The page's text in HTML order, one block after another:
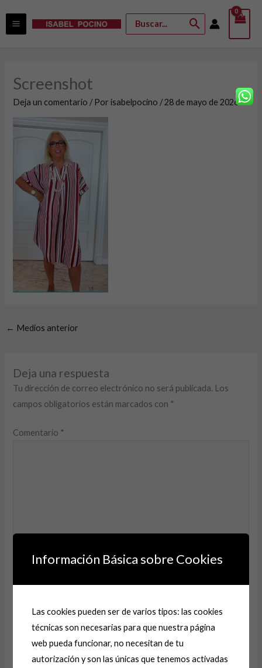
Buscar
por:
Screenshot
Deja un comentario / Porisabelpocino /28 de mayo de 2026
← Medios anterior
Deja una respuesta
Tu dirección de correo electrónico no será publicada. Los
campos obligatorios están marcados con *
Comentario *
electrónico*
Información Básica sobre Cookies
Las cookies pueden ser de varios tipos: las cookies
técnicas son necesarias para que nuestra página
web pueda funcionar, no necesitan de tu
autorización y son las únicas que tenemos activadas